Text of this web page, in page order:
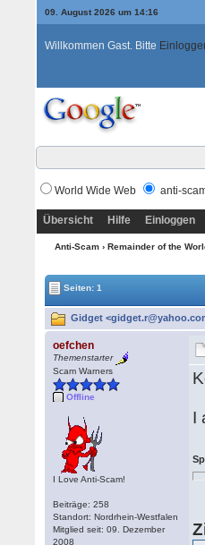
09. August 2026 um 14:16
Willkommen Gast. Bitte
World Wide Web anti-
Übersicht Hilfe Einloggen
Anti-Scam› Remainder of the
Seiten: 1
Gidget
oefchen
Themenstarter
Scam Warners
Offline
I Love Anti-Scam!
Beiträge: 258
Standort: Nordrhein-Westfalen
Mitglied seit: 09. Dezember
2008
I